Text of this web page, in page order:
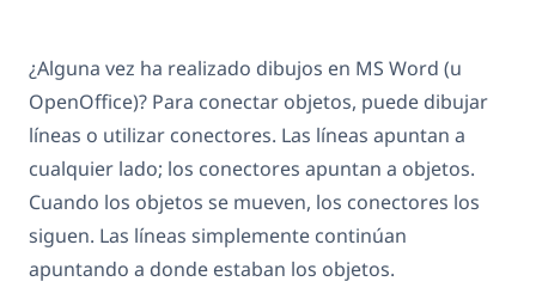
¿Alguna vez ha realizado dibujos en MS Word (u
OpenOffice)? Para conectar objetos, puede dibujar
líneas o utilizar conectores. Las líneas apuntan a
cualquier lado; los conectores apuntan a objetos.
Cuando los objetos se mueven, los conectores los
siguen. Las líneas simplemente continúan
apuntando a donde estaban los objetos.